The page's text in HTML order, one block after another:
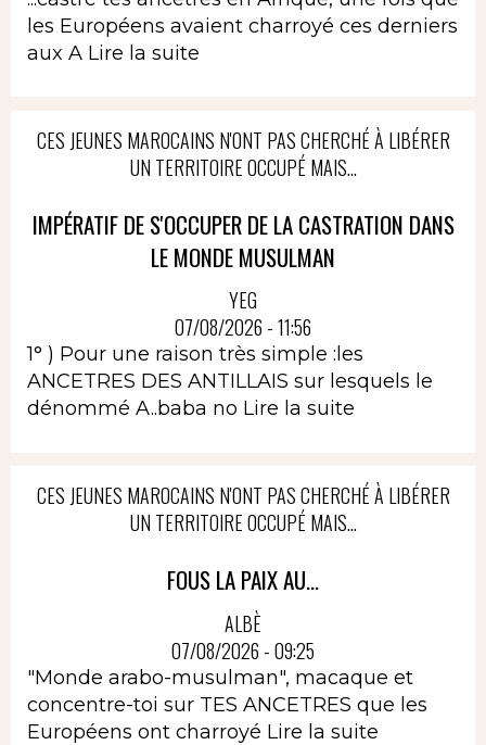
les Européens avaient charroyé ces derniers
aux A Lire la suite
CES JEUNES MAROCAINS N'ONT PAS CHERCHÉ À LIBÉRER
UN TERRITOIRE OCCUPÉ MAIS...
IMPÉRATIF DE S'OCCUPER DE LA CASTRATION DANS
LE MONDE MUSULMAN
YEG
07/08/2026 - 11:56
1° ) Pour une raison très simple :les
ANCETRES DES ANTILLAIS sur lesquels le
dénommé A..baba no Lire la suite
CES JEUNES MAROCAINS N'ONT PAS CHERCHÉ À LIBÉRER
UN TERRITOIRE OCCUPÉ MAIS...
FOUS LA PAIX AU...
ALBÈ
07/08/2026 - 09:25
"Monde arabo-musulman", macaque et
concentre-toi sur TES ANCETRES que les
Européens ont charroyé Lire la suite